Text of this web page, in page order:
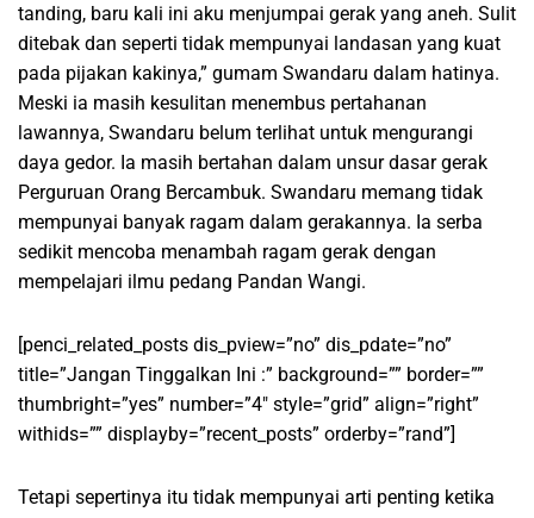
tanding, baru kali ini aku menjumpai gerak yang aneh. Sulit
ditebak dan seperti tidak mempunyai landasan yang kuat
pada pijakan kakinya,” gumam Swandaru dalam hatinya.
Meski ia masih kesulitan menembus pertahanan
lawannya, Swandaru belum terlihat untuk mengurangi
daya gedor. Ia masih bertahan dalam unsur dasar gerak
Perguruan Orang Bercambuk. Swandaru memang tidak
mempunyai banyak ragam dalam gerakannya. Ia serba
sedikit mencoba menambah ragam gerak dengan
mempelajari ilmu pedang Pandan Wangi.
[penci_related_posts dis_pview=”no” dis_pdate=”no”
title=”Jangan Tinggalkan Ini :” background=”” border=””
thumbright=”yes” number=”4″ style=”grid” align=”right”
withids=”” displayby=”recent_posts” orderby=”rand”]
Tetapi sepertinya itu tidak mempunyai arti penting ketika